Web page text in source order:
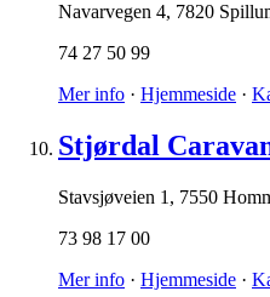
Navarvegen 4, 7820
74 27 50 99
Mer info · Hjemmeside ·
Stjørdal
Stavsjøveien 1 , 7550
73 98 17 00
Mer info · Hjemmeside ·